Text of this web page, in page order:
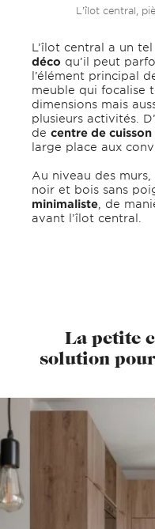
L’îlot central,
L’îlot central a un tel
déco qu’il peut
l’élément principal
meuble qui focalise
dimensions mais
plusieurs activités.
de centre de cuisson
large place aux
Au niveau des murs,
noir et bois sans
minimaliste, de
avant l’îlot central.
La petite
solution